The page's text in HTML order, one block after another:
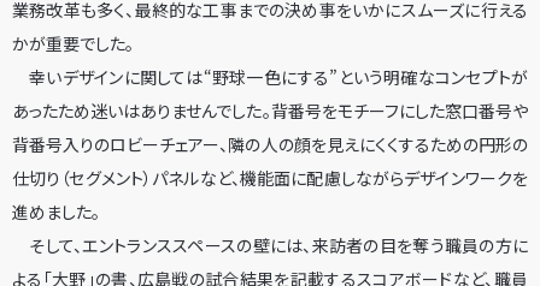
業務改革も多く、最終的な工事までの決め事をいかにスムーズに行える
かが重要でした。
幸いデザインに関しては“野球一色にする”という明確なコンセプトが
あったため迷いはありませんでした。背番号をモチーフにした窓口番号や
背番号入りのロビーチェアー、隣の人の顔を見えにくくするための円形の
仕切り（セグメント）パネルなど、機能面に配慮しながらデザインワークを
進めました。
そして、エントランススペースの壁には、来訪者の目を奪う職員の方に
よる「大野」の書、広島戦の試合結果を記載するスコアボードなど、職員